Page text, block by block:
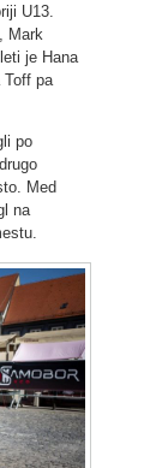
U13.
Mark
je Hana
Toff pa
po
Med
na